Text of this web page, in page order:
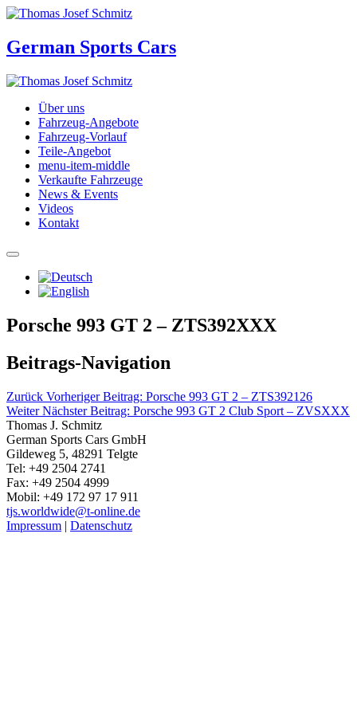
German Sports Cars
Über uns
Fahrzeug-Angebote
Fahrzeug-Vorlauf
Teile-Angebot
menu-item-middle
Verkaufte Fahrzeuge
News & Events
Videos
Kontakt
Porsche 993 GT 2 – ZTS392XXX
Beitrags-Navigation
Zurück Vorheriger Beitrag: Porsche 993 GT 2 – ZTS392126
Weiter Nächster Beitrag: Porsche 993 GT 2 Club Sport – ZVSXXX
Thomas J. Schmitz
German Sports Cars GmbH
Gildeweg 5, 48291 Telgte
Tel: +49 2504 2741
Fax: +49 2504 4999
Mobil: +49 172 97 17 911
tjs.worldwide@t-online.de
Impressum | Datenschutz